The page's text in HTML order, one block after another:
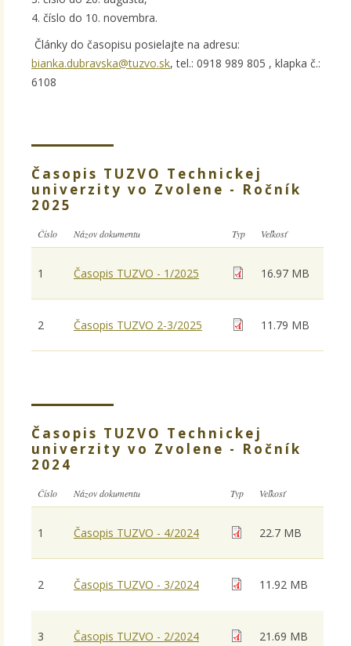
4. číslo do 10. novembra.
Články do časopisu posielajte na adresu:
bianka.dubravska@tuzvo.sk, tel.: 0918 989 805 , klapka č.:
6108
Časopis TUZVO Technickej
univerzity vo Zvolene - Ročník
2025
Číslo Názov dokumentu Typ Veľkosť
1 Časopis TUZVO - 1/2025 16.97 MB
2 Časopis TUZVO 2-3/2025 11.79 MB
Časopis TUZVO Technickej
univerzity vo Zvolene - Ročník
2024
Číslo Názov dokumentu Typ Veľkosť
1 Časopis TUZVO - 4/2024 22.7 MB
2 Časopis TUZVO - 3/2024 11.92 MB
3 Časopis TUZVO - 2/2024 21.69 MB